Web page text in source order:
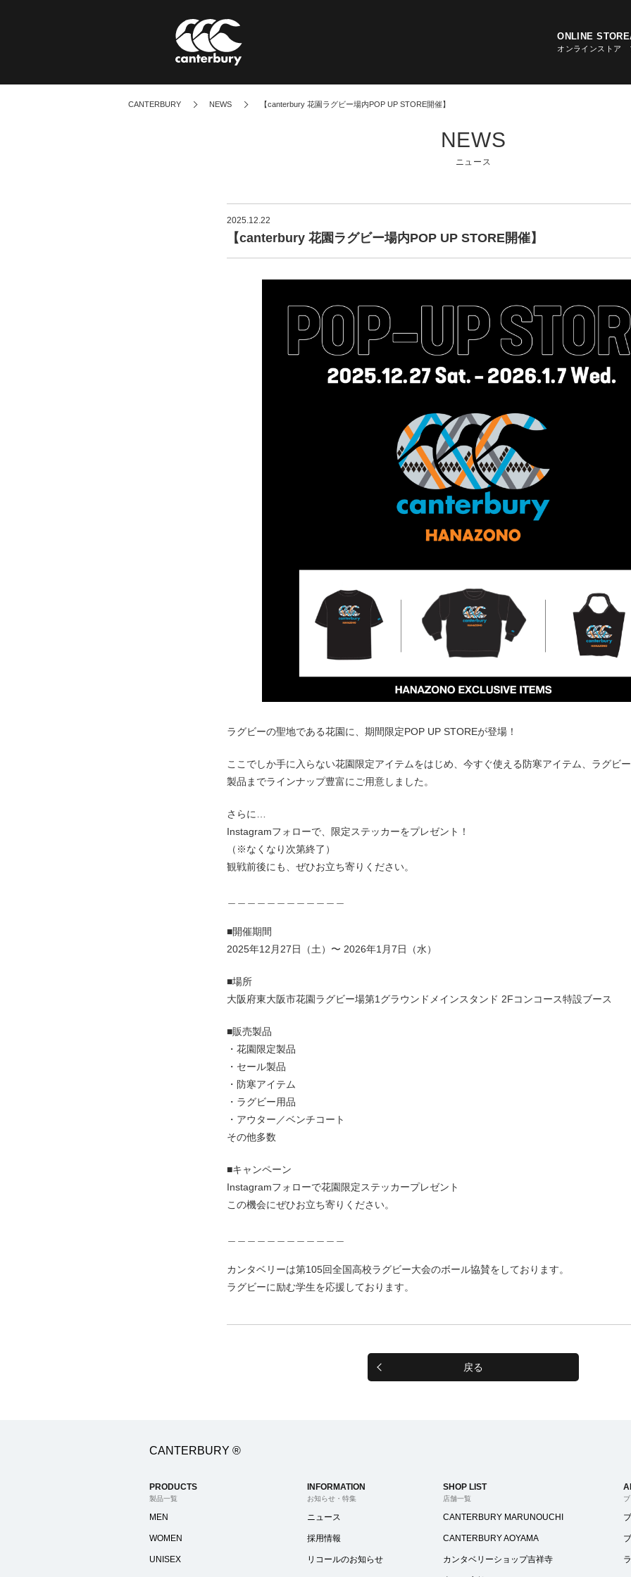
ONLINE STORE
オンラインストア
RUGBY JERSEY
CANTERBURY NEWS 【canterbury 花園ラグビー場内POP UP STORE開催】
NEWS
ニュース
2025.12.22
【canterbury 花園ラグビー場内POP UP STORE開催】
ラグビーの聖地である花園に、期間限定POP UP STOREが登場！
ここでしか手に入らない花園限定アイテムをはじめ、今すぐ使える防寒アイテム、ラグビ
製品までラインナップ豊富にご用意しました。
さらに…
Instagramフォローで、限定ステッカーをプレゼント！
（※なくなり次第終了）
観戦前後にも、ぜひお立ち寄りください。
■開催期間
2025年12月27日（土）〜 2026年1月7日（水）
■場所
大阪府東大阪市花園ラグビー場第1グラウンドメインスタンド 2Fコンコース特設ブース
■販売製品
・花園限定製品
・セール製品
・防寒アイテム
・ラグビー用品
・アウター／ベンチコート
その他多数
■キャンペーン
Instagramフォローで花園限定ステッカープレゼント
この機会にぜひお立ち寄りください。
カンタベリーは第105回全国高校ラグビー大会のボール協賛をしております。
ラグビーに励む学生を応援しております。
戻る
CANTERBURY ®
PRODUCTS
製品一覧
MEN
WOMEN
UNISEX
INFORMATION
お知らせ・特集
ニュース
採用情報
リコールのお知らせ
SHOP LIST
店舗一覧
CANTERBURY MARUNOUCHI
CANTERBURY AOYAMA
カンタベリーショップ吉祥寺